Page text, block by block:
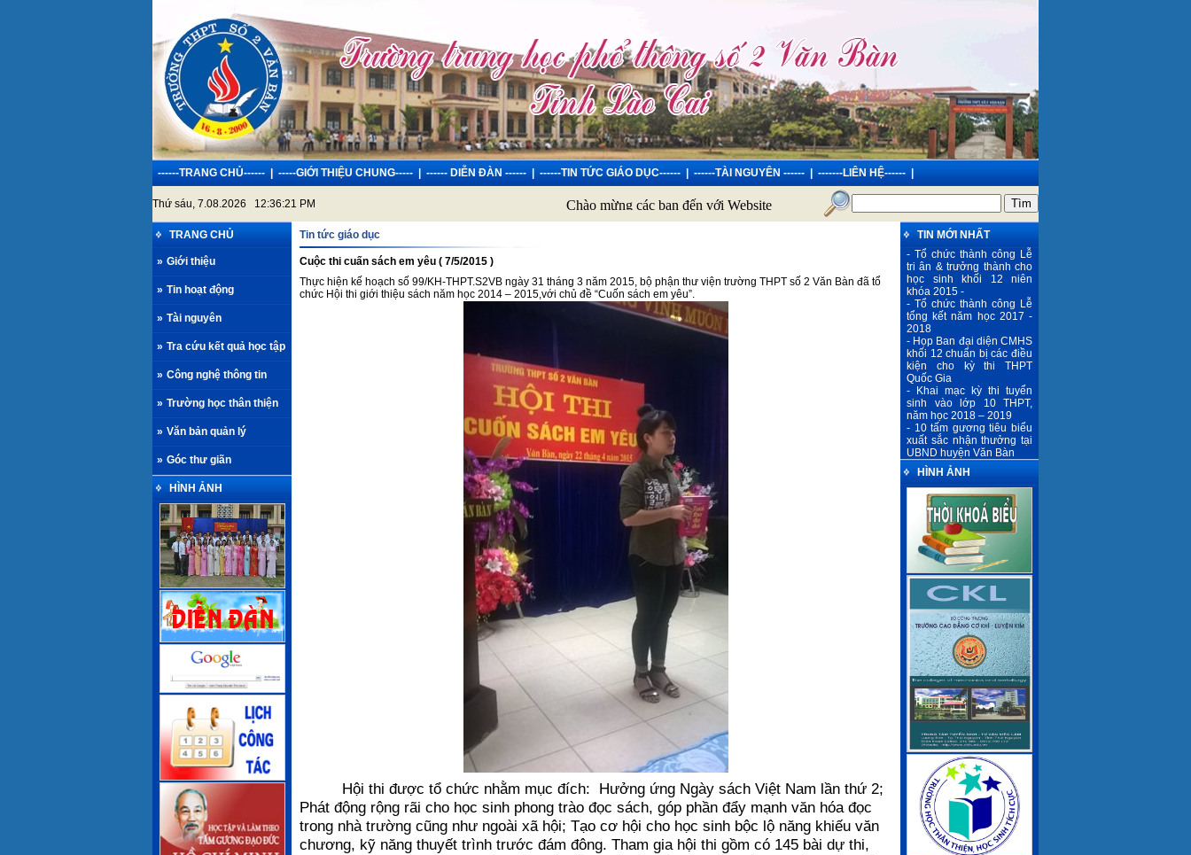
------TRANG CHỦ------ -----GIỚI THIỆU CHUNG----- ------ DIỄN ĐÀN ------ ------TIN TỨC GIÁO DỤC------ ------TÀI NGUYÊN ------ -------LIÊN HỆ------
Thứ sáu, 7.08.2026 12:36:21 PM Chào mừng các bạn đến với Website trường THPT Số 2 Văn Bàn
TRANG CHỦ
» Giới thiệu
» Tin hoạt động
» Tài nguyên
» Tra cứu kết quả học tập
» Công nghệ thông tin
» Trường học thân thiện
» Văn bản quản lý
» Góc thư giãn
HÌNH ẢNH
Tin tức giáo dục
Cuộc thi cuấn sách em yêu ( 7/5/2015 )
Thực hiện kế hoạch số 99/KH-THPT.S2VB ngày 31 tháng 3 năm 2015, bộ phận thư viện trường THPT số 2 Văn Bàn đã tổ
chức Hội thi giới thiệu sách năm học 2014 – 2015,với chủ đề “Cuốn sách em yêu”.
Hội thi được tổ chức nhằm mục đích: Hưởng ứng Ngày sách Việt Nam lần thứ 2;
Phát động rộng rãi cho học sinh phong trào đọc sách, góp phần đẩy mạnh văn hóa đọc
trong nhà trường cũng như ngoài xã hội; Tạo cơ hội cho học sinh bộc lộ năng khiếu văn
chương, kỹ năng thuyết trình trước đám đông. Tham gia hội thi gồm có 145 bài dự thi,
TIN MỚI NHẤT
- Tổ chức thành công Lễ
tri ân & trưởng thành cho
học sinh khối 12 niên
khóa 2015 -
- Tổ chức thành công Lễ
tổng kết năm học 2017 -
2018
- Họp Ban đại diện CMHS
khối 12 chuẩn bị các điều
kiện cho kỳ thi THPT
Quốc Gia
- Khai mạc kỳ thi tuyển
sinh vào lớp 10 THPT,
năm học 2018 – 2019
- 10 tấm gương tiêu biểu
xuất sắc nhận thưởng tại
UBND huyện Văn Bàn
HÌNH ẢNH